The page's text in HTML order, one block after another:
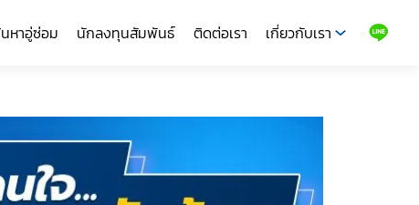
หาอู่ซ่อม นักลงทุนสัมพันธ์ ติดต่อเรา
เกี่ยวกับเรา